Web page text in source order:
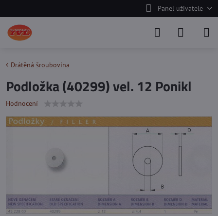
Panel uživatele
Drátěná šroubovina
Podložka (40299) vel. 12 Ponikl
Hodnocení